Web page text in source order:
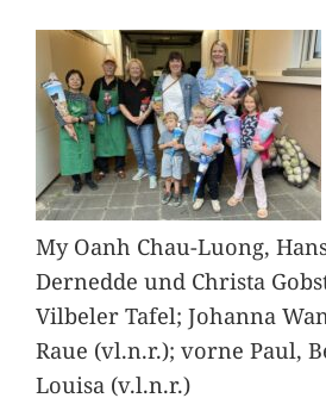
My Oanh Chau-Luong,
Dernedde und Christa
Vilbeler Tafel; Johanna
Raue (vl.n.r.); vorne Paul,
Louisa (v.l.n.r.)